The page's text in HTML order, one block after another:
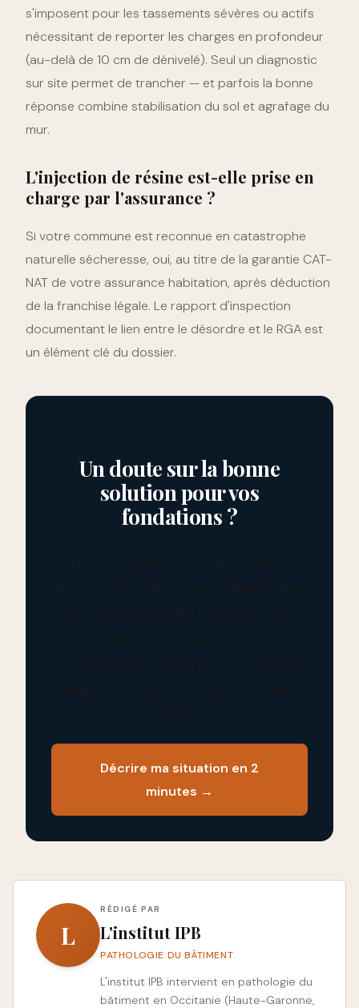
s'imposent pour les tassements sévères ou actifs
nécessitant de reporter les charges en profondeur
(au-delà de 10 cm de dénivelé). Seul un diagnostic
sur site permet de trancher — et parfois la bonne
réponse combine stabilisation du sol et agrafage du
mur.
L'injection de résine est-elle prise en
charge par l'assurance ?
Si votre commune est reconnue en catastrophe
naturelle sécheresse, oui, au titre de la garantie CAT-
NAT de votre assurance habitation, après déduction
de la franchise légale. Le rapport d'inspection
documentant le lien entre le désordre et le RGA est
un élément clé du dossier.
Un doute sur la bonne
solution pour vos
fondations ?
Décrire ma situation en 2
minutes →
L
RÉDIGÉ PAR
L'institut IPB
PATHOLOGIE DU BÂTIMENT
L'institut IPB intervient en pathologie du
bâtiment en Occitanie (Haute-Garonne,